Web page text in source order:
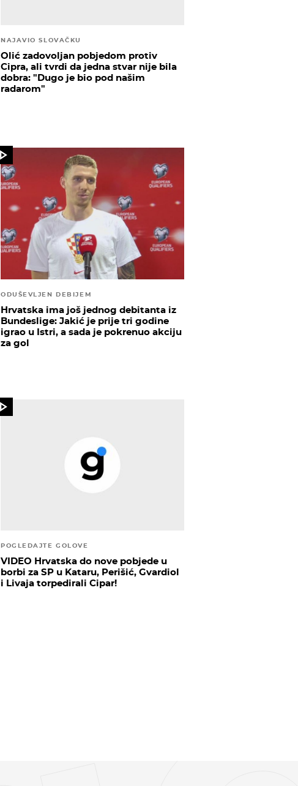
NAJAVIO SLOVAČKU
Olić zadovoljan pobjedom protiv
Cipra, ali tvrdi da jedna stvar nije bila
dobra: "Dugo je bio pod našim
radarom"
ODUŠEVLJEN DEBIJEM
Hrvatska ima još jednog debitanta iz
Bundeslige: Jakić je prije tri godine
igrao u Istri, a sada je pokrenuo akciju
za gol
POGLEDAJTE GOLOVE
VIDEO Hrvatska do nove pobjede u
borbi za SP u Kataru, Perišić, Gvardiol
i Livaja torpedirali Cipar!